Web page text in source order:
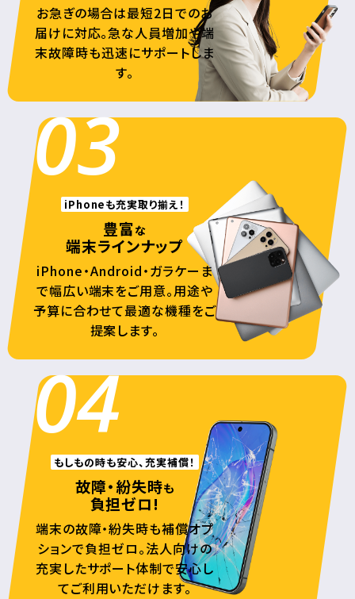
お急ぎの場合は最短2日でのお
届けに対応。急な人員増加や端
末故障時も迅速にサポートしま
す。
03
iPhoneも充実取り揃え！
豊富な
端末ラインナップ
iPhone・Android・ガラケーま
で幅広い端末をご用意。用途や
予算に合わせて最適な機種をご
提案します。
04
もしもの時も安心、充実補償！
故障・紛失時も
負担ゼロ!
端末の故障・紛失時も補償オプ
ションで負担ゼロ。法人向けの
充実したサポート体制で安心し
てご利用いただけます。